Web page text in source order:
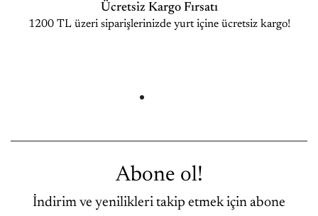
Ücretsiz Kargo Fırsatı
1200 TL üzeri siparişlerinizde yurt içine ücretsiz kargo!
Abone ol!
İndirim ve yenilikleri takip etmek için abone